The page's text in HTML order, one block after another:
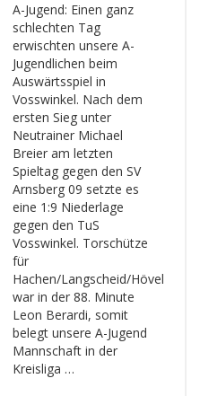
A-Jugend: Einen ganz
schlechten Tag
erwischten unsere A-
Jugendlichen beim
Auswärtsspiel in
Vosswinkel. Nach dem
ersten Sieg unter
Neutrainer Michael
Breier am letzten
Spieltag gegen den SV
Arnsberg 09 setzte es
eine 1:9 Niederlage
gegen den TuS
Vosswinkel. Torschütze
für
Hachen/Langscheid/Hövel
war in der 88. Minute
Leon Berardi, somit
belegt unsere A-Jugend
Mannschaft in der
Kreisliga …